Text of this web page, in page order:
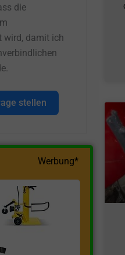
die
wird, damit ich
stellen
Werbung*